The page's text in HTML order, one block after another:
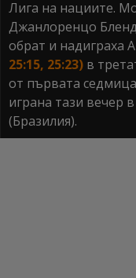
Лига на нациите.
Джанлоренцо
обрат и надиграха
25:15, 25:23) в
от първата
играна тази вечер
(Бразилия).